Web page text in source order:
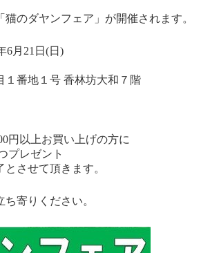
のダヤンフェア」が開催されます。
6月21日(日)
地１号 香林坊大和７階
円以上お買い上げの方に
プレゼント
させて頂きます。
寄りください。